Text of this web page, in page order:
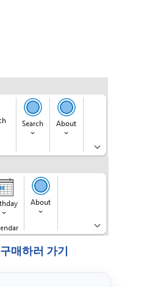
구매하러 가기